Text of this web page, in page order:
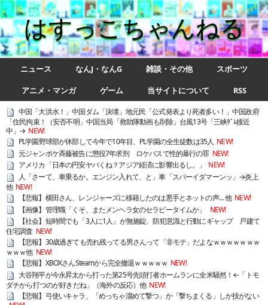
はすっこちゃんねる
ニュース なんJ・なんG 雑談・その他
スポーツ
アニメ・マンガ
ゲーム 当サイトについて RSS
中国「大洪水！」中国ダム「決壊」地元民「公式発表より死者多い！」中国政府
「住民拘束！（安否不明」中国当局「救助隊動画も削除」台風13号「三峡ﾀﾞﾑ接近
中」→ NEW!
PL学園野球部が休部して今年で10年目、PL学園の全生徒数は35人 NEW!
元ジャンポケ斉藤被告に懲役7年求刑 ロケバスで性的暴行の罪 NEW!
アメリカ「日本の円安ヤバくね？アジア経済に影響出るし。」
NEW!
人「さーて、車乗るか。エンジン入れて、と」車「スパーイダマーンッ」→炎上
他 NEW!
【悲報】横田さん、レンジャーズに移籍したのは悪手とネットの声… 他 NEW!
【画像】管理職「くそ、またメンヘラ女のセラピータイムか」
NEW!
【社会】短時間でも「3人に1人」が無施錠、防犯意識と行動にギャップ 戸建て
住宅調査 NEW!
【悲報】30歳過ぎても売れ残ってる男さんって「非モテ」だよなｗｗｗｗｗｗｗ
ｗｗｗ他 NEW!
【悲報】XBOXさんSteamから完全撤退ｗｗｗｗｗ NEW!
大谷翔平が今永昇太から打った第25号先頭打者ホームランに全米騒然！←「トモ
ダチから打つのが好きだね」（海外の反応）他 NEW!
【悲報】弓使いキャラ、「めっちゃ溜めて撃つ」か「撃ちまくる」しか技がない